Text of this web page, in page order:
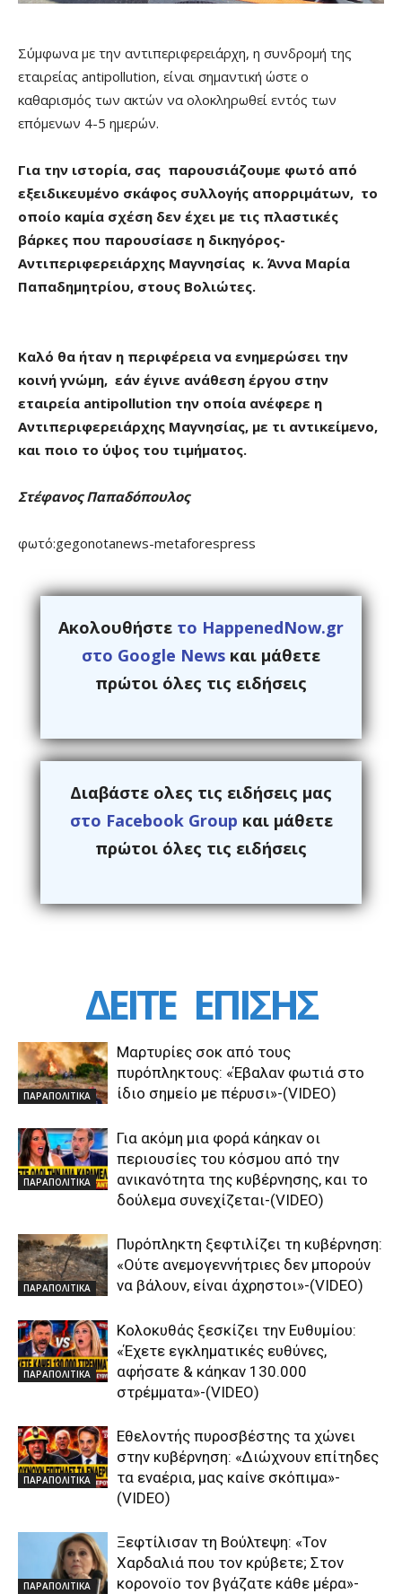
Σύμφωνα με την αντιπεριφερειάρχη, η συνδρομή της
εταιρείας antipollution, είναι σημαντική ώστε ο
καθαρισμός των ακτών να ολοκληρωθεί εντός των
επόμενων 4-5 ημερών.
Για την ιστορία, σας παρουσιάζουμε φωτό από
εξειδικευμένο σκάφος συλλογής απορριμάτων, το
οποίο καμία σχέση δεν έχει με τις πλαστικές
βάρκες που παρουσίασε η δικηγόρος-
Αντιπεριφερειάρχης Μαγνησίας κ. Άννα Μαρία
Παπαδημητρίου, στους Βολιώτες.
Καλό θα ήταν η περιφέρεια να ενημερώσει την
κοινή γνώμη, εάν έγινε ανάθεση έργου στην
εταιρεία antipollution την οποία ανέφερε η
Αντιπεριφερειάρχης Μαγνησίας, με τι αντικείμενο,
και ποιο το ύψος του τιμήματος.
Στέφανος Παπαδόπουλος
φωτό:gegonotanews-metaforespress
Ακολουθήστε το HappenedNow.gr
στο Google News και μάθετε
πρώτοι όλες τις ειδήσεις
Διαβάστε ολες τις ειδήσεις μας
στο Facebook Group και μάθετε
πρώτοι όλες τις ειδήσεις
ΔΕΙΤΕ ΕΠΙΣΗΣ
ΠΑΡΑΠΟΛΙΤΙΚΑ
Μαρτυρίες σοκ από τους
πυρόπληκτους: «Έβαλαν φωτιά στο
ίδιο σημείο με πέρυσι»-(VIDEO)
ΠΑΡΑΠΟΛΙΤΙΚΑ
Για ακόμη μια φορά κάηκαν οι
περιουσίες του κόσμου από την
ανικανότητα της κυβέρνησης, και το
δούλεμα συνεχίζεται-(VIDEO)
ΠΑΡΑΠΟΛΙΤΙΚΑ
Πυρόπληκτη ξεφτιλίζει τη κυβέρνηση:
«Ούτε ανεμογεννήτριες δεν μπορούν
να βάλουν, είναι άχρηστοι»-(VIDEO)
ΠΑΡΑΠΟΛΙΤΙΚΑ
Κολοκυθάς ξεσκίζει την Ευθυμίου:
«Έχετε εγκληματικές ευθύνες,
αφήσατε & κάηκαν 130.000
στρέμματα»-(VIDEO)
ΠΑΡΑΠΟΛΙΤΙΚΑ
Εθελοντής πυροσβέστης τα χώνει
στην κυβέρνηση: «Διώχνουν επίτηδες
τα εναέρια, μας καίνε σκόπιμα»-
(VIDEO)
ΠΑΡΑΠΟΛΙΤΙΚΑ
Ξεφτίλισαν τη Βούλτεψη: «Τον
Χαρδαλιά που τον κρύβετε; Στον
κορονοϊο τον βγάζατε κάθε μέρα»-